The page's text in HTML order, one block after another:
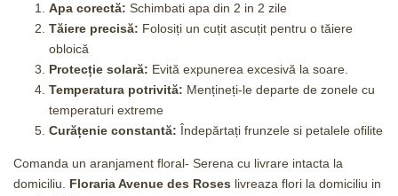
Apa corectă: Schimbati apa din 2 in 2 zile
Tăiere precisă: Folosiți un cuțit ascuțit pentru o tăiere
obloică
Protecție solară: Evită expunerea excesivă la soare.
Temperatura potrivită: Mențineți-le departe de zonele cu
temperaturi extreme
Curățenie constantă: Îndepărtați frunzele si petalele ofilite
Comanda un aranjament floral- Serena cu livrare intacta la
domiciliu. Floraria Avenue des Roses livreaza flori la domiciliu in